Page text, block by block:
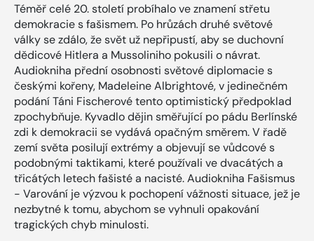
Téměř celé 20. století probíhalo ve znamení střetu
demokracie s fašismem. Po hrůzách druhé světové
války se zdálo, že svět už nepřipustí, aby se duchovní
dědicové Hitlera a Mussoliniho pokusili o návrat.
Audiokniha přední osobnosti světové diplomacie s
českými kořeny, Madeleine Albrightové, v jedinečném
podání Táni Fischerové tento optimistický předpoklad
zpochybňuje. Kyvadlo dějin směřující po pádu Berlínské
zdi k demokracii se vydává opačným směrem. V řadě
zemí světa posilují extrémy a objevují se vůdcové s
podobnými taktikami, které používali ve dvacátých a
třicátých letech fašisté a nacisté. Audiokniha Fašismus
- Varování je výzvou k pochopení vážnosti situace, jež je
nezbytné k tomu, abychom se vyhnuli opakování
tragických chyb minulosti.